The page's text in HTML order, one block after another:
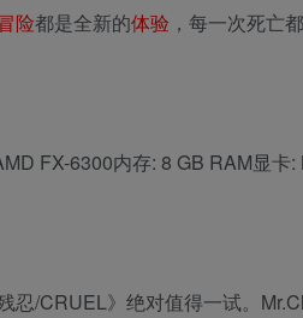
险都是全新的体验 ，每一次死亡
FX-6300内存: 8 GB RAM显卡
忍/CRUEL》绝对值得一试。